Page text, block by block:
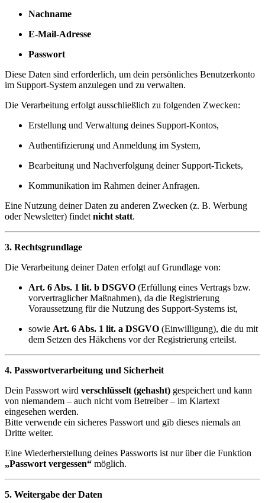
Nachname
E-Mail-Adresse
Passwort
Diese Daten sind erforderlich, um dein persönliches Benutzerkonto
im Support-System anzulegen und zu verwalten.
Die Verarbeitung erfolgt ausschließlich zu folgenden Zwecken:
Erstellung und Verwaltung deines Support-Kontos,
Authentifizierung und Anmeldung im System,
Bearbeitung und Nachverfolgung deiner Support-Tickets,
Kommunikation im Rahmen deiner Anfragen.
Eine Nutzung deiner Daten zu anderen Zwecken (z. B. Werbung
oder Newsletter) findetnicht statt.
3. Rechtsgrundlage
Die Verarbeitung deiner Daten erfolgt auf Grundlage von:
Art. 6 Abs. 1 lit. b DSGVO (Erfüllung eines Vertrags bzw.
vorvertraglicher Maßnahmen), da die Registrierung
Voraussetzung für die Nutzung des Support-Systems ist,
sowie Art. 6 Abs. 1 lit. a DSGVO (Einwilligung), die du mit
dem Setzen des Häkchens vor der Registrierung erteilst.
4. Passwortverarbeitung und Sicherheit
Dein Passwort wird verschlüsselt (gehasht) gespeichert und kann
von niemandem – auch nicht vom Betreiber – im Klartext
eingesehen werden.
Bitte verwende ein sicheres Passwort und gib dieses niemals an
Dritte weiter.
Eine Wiederherstellung deines Passworts ist nur über die Funktion
„Passwort vergessen“ möglich.
5. Weitergabe der Daten